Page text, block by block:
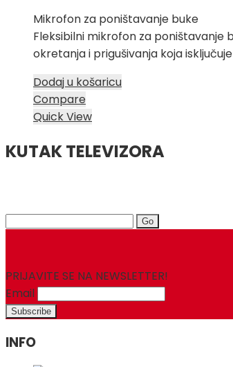
Mikrofon za poništavanje buke
Fleksibilni mikrofon za poništavanje
okretanja i prigušivanja koja
Dodaj u košaricu
Compare
Quick View
KUTAK TELEVIZORA
Search
PRIJAVITE SE NA NEWSLETTER!
Email
INFO